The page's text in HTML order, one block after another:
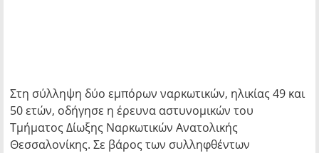
Στη σύλληψη δύο εμπόρων ναρκωτικών, ηλικίας 49 και
50 ετών, οδήγησε η έρευνα αστυνομικών του
Τμήματος Δίωξης Ναρκωτικών Ανατολικής
Θεσσαλονίκης. Σε βάρος των συλληφθέντων